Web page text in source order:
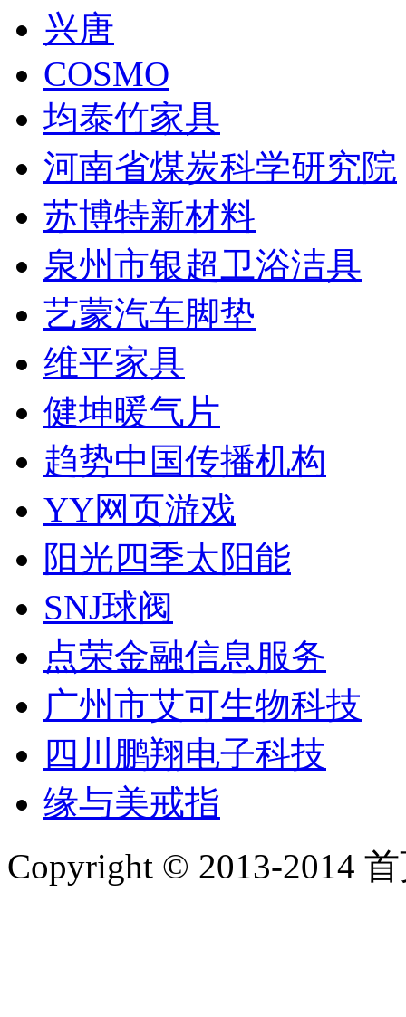
兴唐
COSMO
均泰竹家具
河南省煤炭科学研究院
苏博特新材料
泉州市银超卫浴洁具
艺蒙汽车脚垫
维平家具
健坤暖气片
趋势中国传播机构
YY网页游戏
阳光四季太阳能
SNJ球阀
点荣金融信息服务
广州市艾可生物科技
四川鹏翔电子科技
缘与美戒指
Copyright © 2013-2014